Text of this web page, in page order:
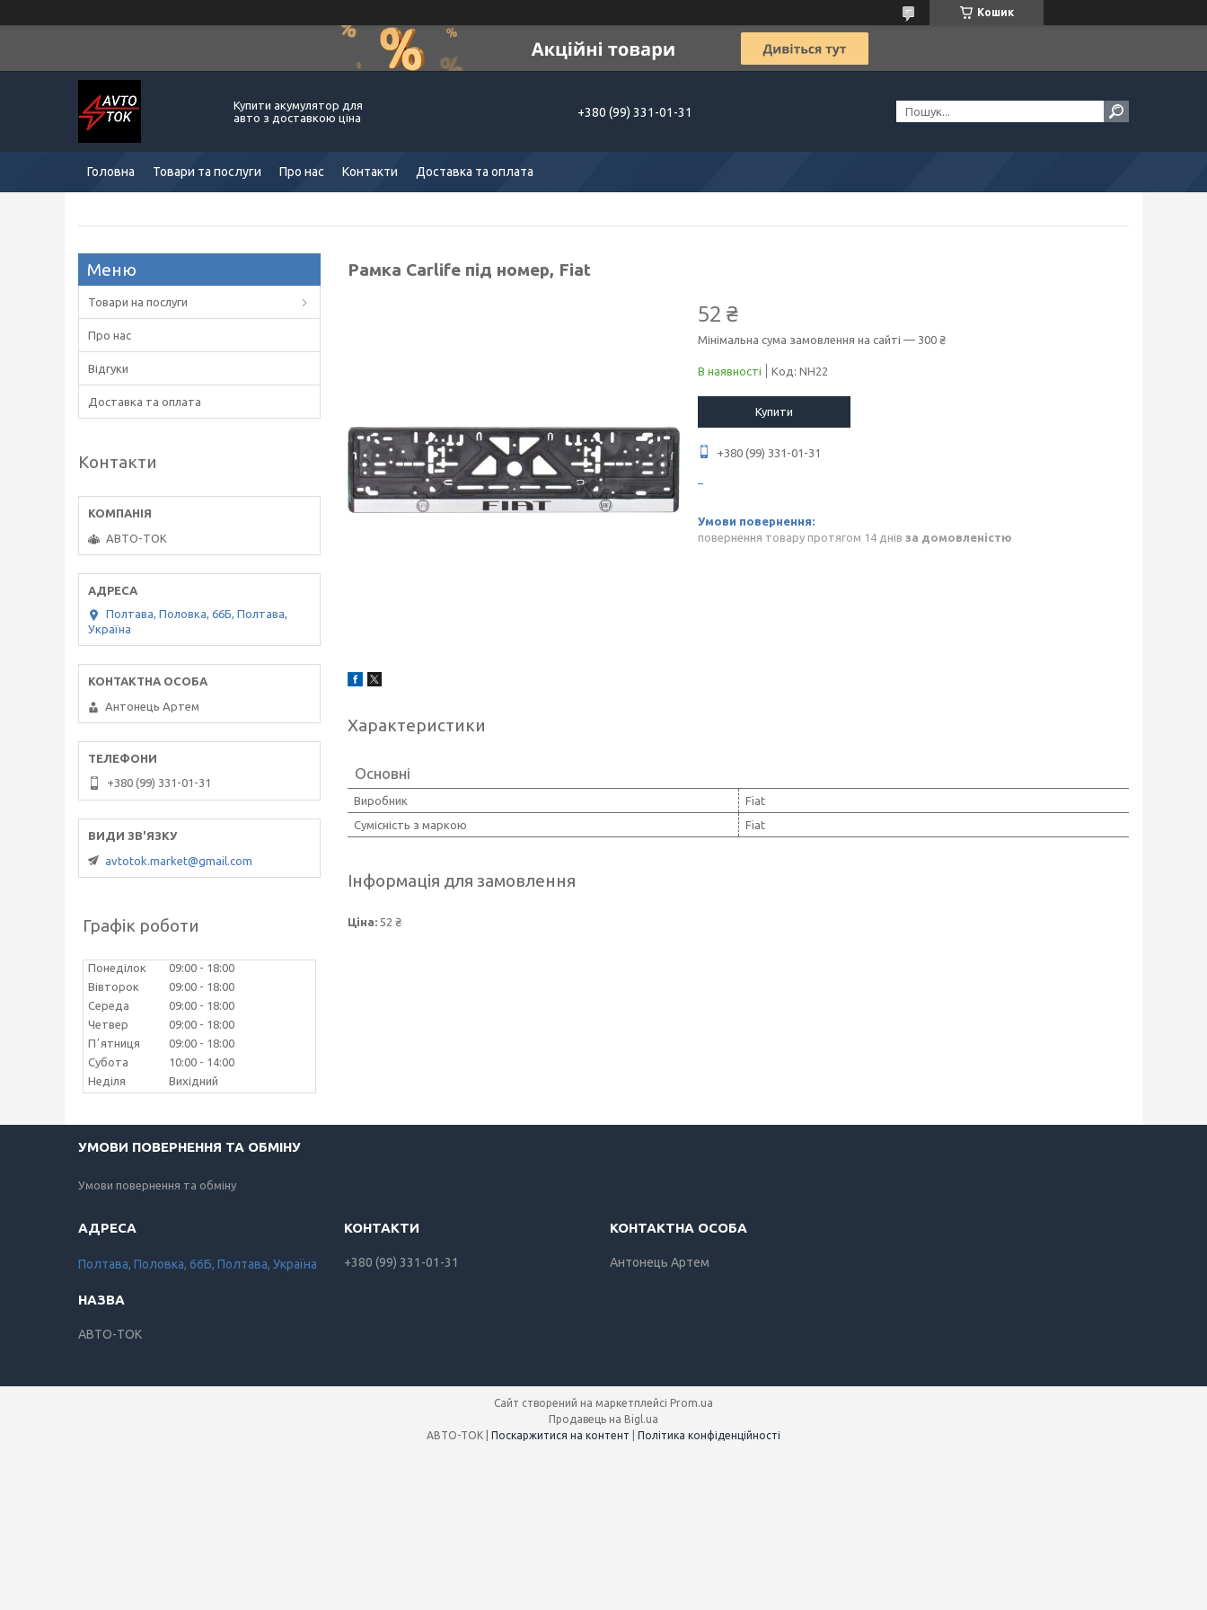
Кошик
Купити акумулятор для
авто з доставкою ціна
+380 (99) 331-01-31
Головна Товари та послуги Про нас Контакти Доставка та оплата
Рамка Сarlife під номер, Fiat
52 ₴
Мінімальна сума замовлення на сайті — 300 ₴
В наявності Код: NH22
Купити
+380 (99) 331-01-31
повернення товару протягом 14 днів за домовленістю
Характеристики
Основні
Виробник
Fiat
Сумісність з маркою
Fiat
Інформація для замовлення
Ціна: 52 ₴
Товари на послуги
Про нас
Відгуки
Доставка та оплата
Контакти
АВТО-ТОК
Полтава, Половка, 66Б, Полтава,
Україна
Антонець Артем
+380 (99) 331-01-31
avtotok.market@gmail.com
Графік роботи
Понеділок 09:00
18:00
Вівторок
09:00
18:00
Середа
09:00
18:00
Четвер
09:00
18:00
Пʼятниця
09:00
18:00
Субота
10:00
14:00
Неділя
Вихідний
УМОВИ ПОВЕРНЕННЯ ТА ОБМІНУ
Умови повернення та обміну
Полтава, Половка, 66Б, Полтава, Україна
АВТО-ТОК
+380 (99) 331-01-31 Антонець Артем
Сайт створений на маркетплейсі Prom.ua
Продавець на Bigl.ua
Поскаржитися на контент Політика конфіденційності